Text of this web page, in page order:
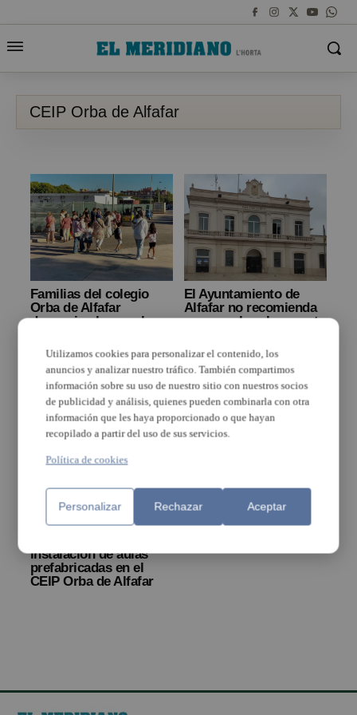
CEIP Orba de Alfafar
Familias del colegio
Orba de Alfafar
denuncian las «malas
vuelta al cole de sus
hijos
El Ayuntamiento de
Alfafar no recomienda
empezar las clases esta
El Consell valida la
contratación de
instalación de aulas
prefabricadas en el
CEIP Orba de Alfafar
Utilizamos cookies para personalizar el contenido, los
anuncios y analizar nuestro tráfico. También compartimos
información sobre su uso de nuestro sitio con nuestros socios
de publicidad y análisis, quienes pueden combinarla con otra
información que les haya proporcionado o que hayan
recopilado a partir del uso de sus servicios.
Política de cookies
Personalizar Rechazar Aceptar